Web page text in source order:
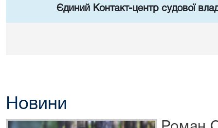
Єдиний Контакт-центр судової
Новини